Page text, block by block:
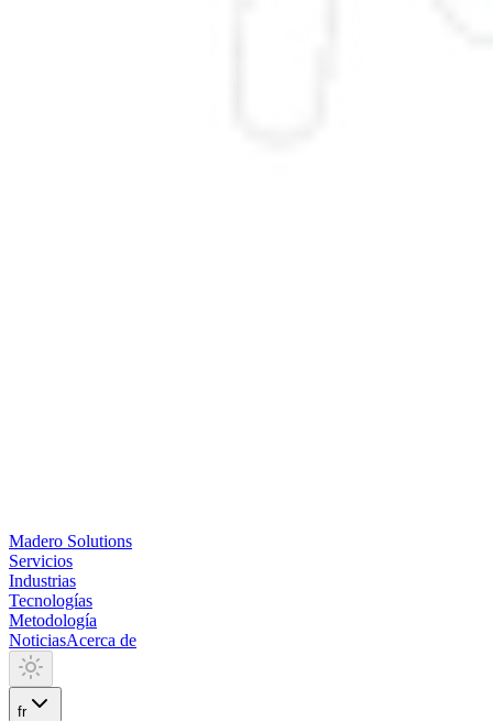
Madero Solutions
Servicios
Industrias
Tecnologías
Metodología
NoticiasAcerca de
fr